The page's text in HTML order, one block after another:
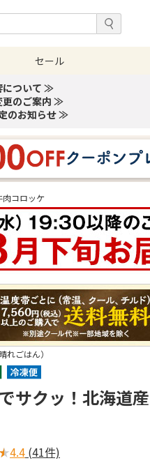
セール
について ≫
更のご案内 ≫
のお知らせ ≫
肉コロッケ
れごはん）
サクッ！北海道
★4.4 (41件)